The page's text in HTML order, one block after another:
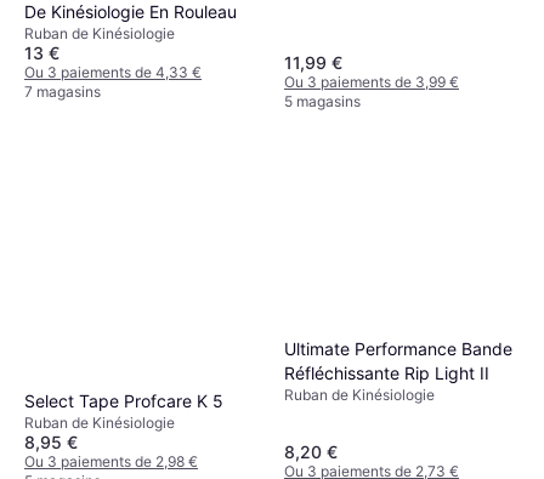
De Kinésiologie En Rouleau
Ruban de Kinésiologie
13 €
Ou 3 paiements de 4,33 €
7 magasins
11,99 €
Ou 3 paiements de 3,99 €
5 magasins
Select Tape Profcare K 5
Ruban de Kinésiologie
8,95 €
Ou 3 paiements de 2,98 €
Ultimate Performance Bande
Réfléchissante Rip Light II
Ruban de Kinésiologie
8,20 €
Ou 3 paiements de 2,73 €